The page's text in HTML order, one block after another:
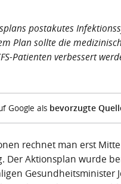
postakutes
Plan sollte die
Patienten verbessert
Google als bevorzugte
rechnet man erst
Der Aktionsplan wurde
Gesundheitsminister